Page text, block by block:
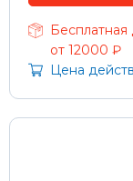
Бесплатная
от 12000 ₽
Цена